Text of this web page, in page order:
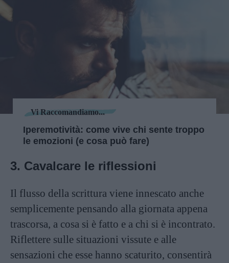
Vi Raccomandiamo...
Iperemotività: come vive chi sente troppo
le emozioni (e cosa può fare)
3. Cavalcare le riflessioni
Il flusso della scrittura viene innescato anche
semplicemente pensando alla giornata appena
trascorsa, a cosa si è fatto e a chi si è incontrato.
Riflettere sulle situazioni vissute e alle
sensazioni che esse hanno scaturito, consentirà